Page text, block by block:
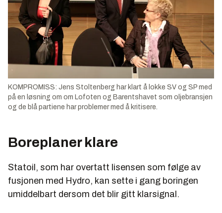
KOMPROMISS: Jens Stoltenberg har klart å lokke SV og SP med
på en løsning om om Lofoten og Barentshavet som oljebransjen
og de blå partiene har problemer med å kritisere.
Boreplaner klare
Statoil, som har overtatt lisensen som følge av
fusjonen med Hydro, kan sette i gang boringen
umiddelbart dersom det blir gitt klarsignal.